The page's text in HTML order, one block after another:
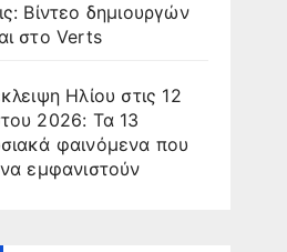
Βίντεο δημιουργών
στο Verts
Ηλίου στις 12
2026: Τα 13
φαινόμενα που
εμφανιστούν